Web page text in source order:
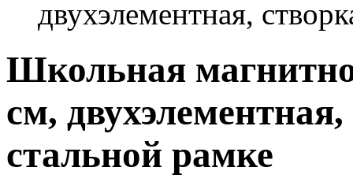
двухэлементная,
Школьная
см,
стальной рамке